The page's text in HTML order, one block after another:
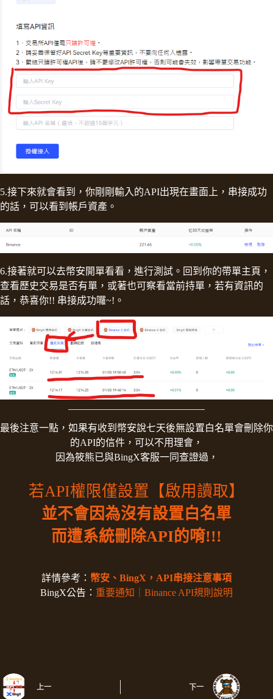
5.接下來就會看到，你剛剛輸入的API出現在畫面上，串接成功
的話，可以看到帳戶資產。
6.接著就可以去幣安開單看看，進行測試。回到你的帶單主頁，
查看歷史交易是否有單，或著也可察看當前持單，若有資訊的
話，恭喜你!! 串接成功囉~!。
最後注意一點，如果有收到幣安說七天後無設置白名單會刪除你
的API的信件，可以不用理會，
因為筱熊已與BingX客服一同查證過，
若API權限僅設置【啟用讀取】
並不會因為沒有設置白名單
而遭系統刪除API的唷!!!
詳情參考： 幣安、BingX，API串接注意事項
BingX公告： 重要通知｜Binance API規則說明
上一 下一